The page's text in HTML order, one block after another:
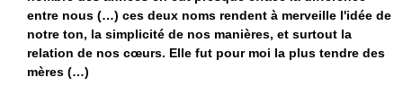
entre nous (…) ces deux noms rendent à merveille l'idée de
notre ton, la simplicité de nos manières, et surtout la
relation de nos cœurs. Elle fut pour moi la plus tendre des
mères (…)